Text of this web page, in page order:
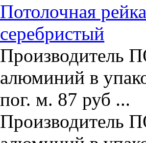
Потолочная
серебристый
Производитель
алюминий в
пог. м. 87 руб ...
Производитель